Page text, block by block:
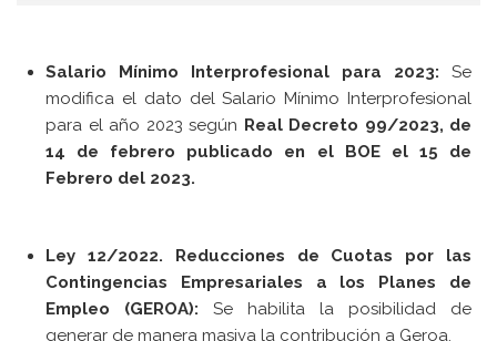
Salario Mínimo Interprofesional para 2023: Se
modifica el dato del Salario Mínimo Interprofesional
para el año 2023 según Real Decreto 99/2023, de
14 de febrero publicado en el BOE el 15 de
Febrero del 2023.
Ley 12/2022. Reducciones de Cuotas por las
Contingencias Empresariales a los Planes de
Empleo (GEROA): Se habilita la posibilidad de
generar de manera masiva la contribución a Geroa.